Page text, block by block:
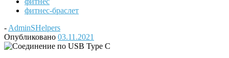
фитнес-браслет
- AdminSHelpers
Опубликовано 03.11.2021